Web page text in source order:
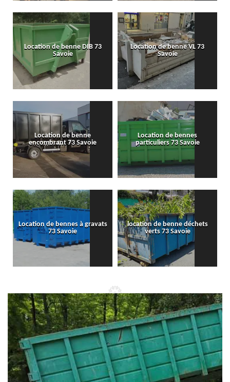
Location de benne DIB 73
Savoie
Location de benne VL 73
Savoie
Location de benne
encombrant 73 Savoie
Location de bennes
particuliers 73 Savoie
Location de bennes à gravats
73 Savoie
location de benne déchets
verts 73 Savoie